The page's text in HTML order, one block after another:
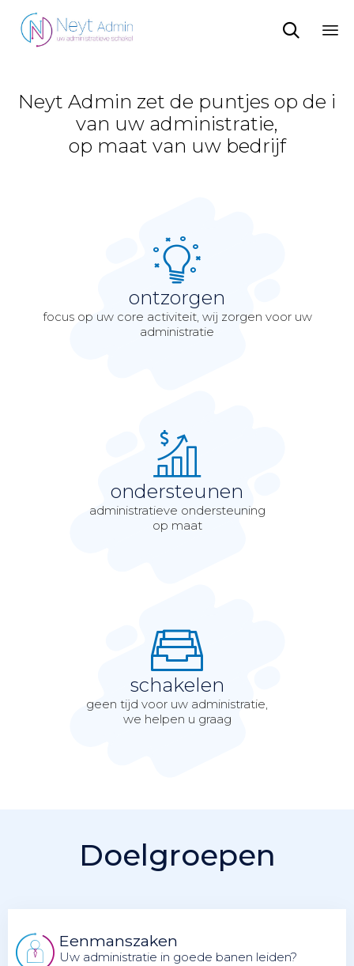

Neyt Admin zet de puntjes op de i
van uw administratie,
op maat van uw bedrijf
ontzorgen
focus op uw core activiteit, wij zorgen voor uw
administratie
ondersteunen
administratieve ondersteuning
op maat
schakelen
geen tijd voor uw administratie,
we helpen u graag
Doelgroepen
Eenmanszaken
Uw administratie in goede banen leiden?